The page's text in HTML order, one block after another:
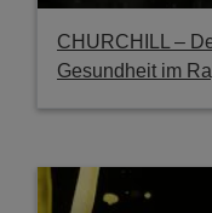
CHURCHILL –
Gesundheit im